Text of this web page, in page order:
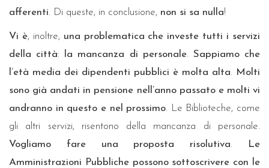
afferenti. Di queste, in conclusione, non si sa nulla!
Vi è, inoltre, una problematica che investe tutti i servizi
della città: la mancanza di personale. Sappiamo che
l’età media dei dipendenti pubblici è molta alta. Molti
sono già andati in pensione nell’anno passato e molti vi
andranno in questo e nel prossimo. Le Biblioteche, come
gli altri servizi, risentono della mancanza di personale.
Vogliamo fare una proposta risolutiva.
Le
Amministrazioni Pubbliche possono sottoscrivere con le